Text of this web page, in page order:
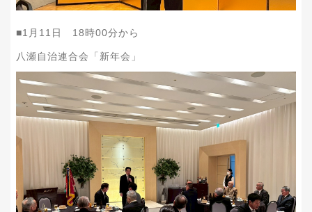
■1月11日 18時00分から
八瀬自治連合会「新年会」